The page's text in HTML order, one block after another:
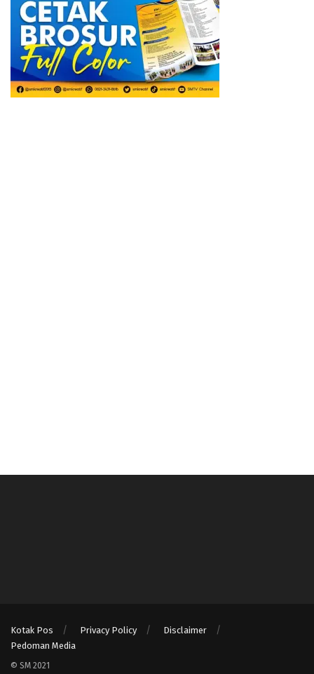
Kotak Pos Privacy Policy
Disclaimer
Pedoman Media
© SM 2021